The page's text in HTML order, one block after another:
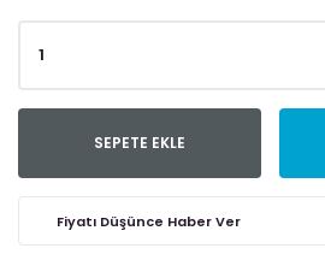
SEPETE EKLE
Fiyatı Düşünce Haber Ver